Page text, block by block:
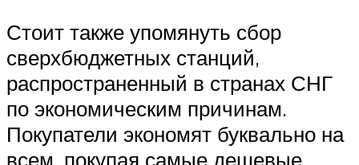
Стоит также упомянуть сбор
сверхбюджетных станций,
распространенный в странах СНГ
по экономическим причинам.
Покупатели экономят буквально на
всем, покупая самые дешевые